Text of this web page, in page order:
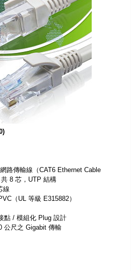
路傳輸線（CAT6 Ethernet Cable
8 芯，UTP 結構
線
（UL 等級 E315882）
點 / 模組化 Plug 設計
公尺之 Gigabit 傳輸